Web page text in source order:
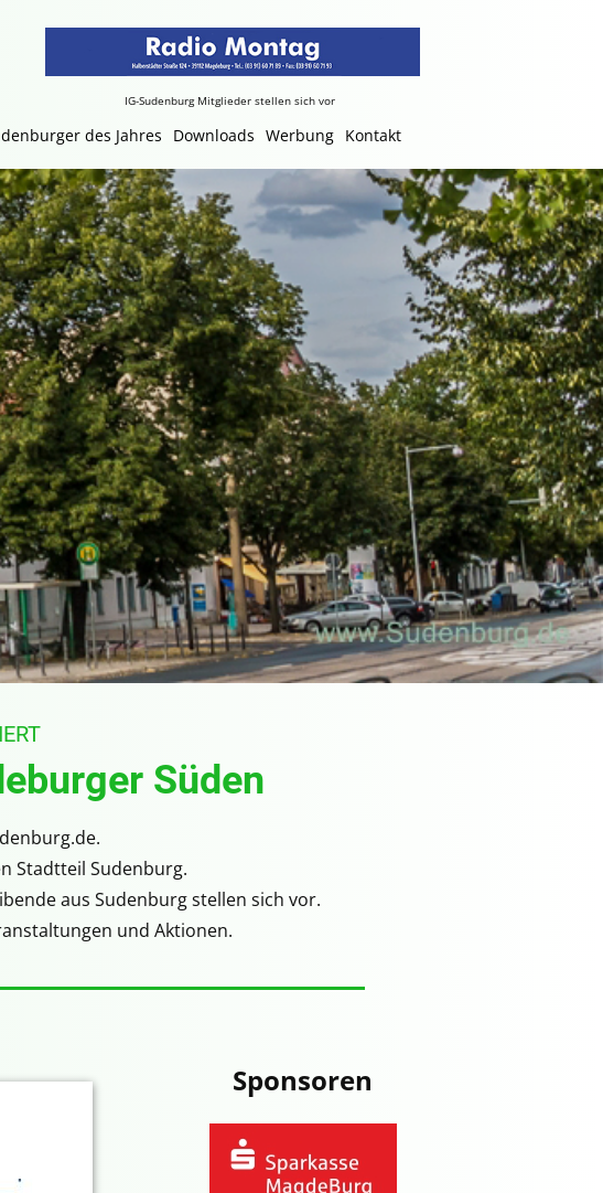
IG-Sudenburg Mitglieder stellen sich vor
des Jahres Downloads Werbung Kontakt
Süden
Stadtteil Sudenburg.
aus Sudenburg stellen sich vor.
und Aktionen.
Sponsoren